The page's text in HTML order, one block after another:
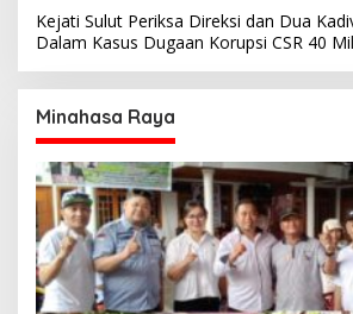
Kejati Sulut Periksa Direksi dan Dua
Dalam Kasus Dugaan Korupsi CSR 40
Minahasa Raya